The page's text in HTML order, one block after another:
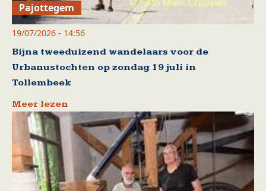
Pajottegem
19/07/2026 - 14:56
Bijna tweeduizend wandelaars voor de
Urbanustochten op zondag 19 juli in
Tollembeek
Meer lezen